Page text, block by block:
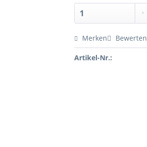
Merken Bewerten
Artikel-Nr.: